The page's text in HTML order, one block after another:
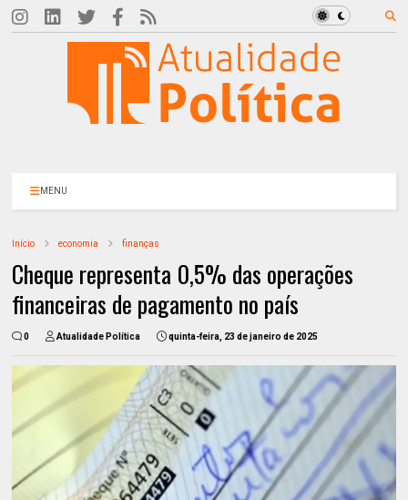
MENU
Início economia finanças
Cheque representa 0,5% das operações
financeiras de pagamento no país
0 Atualidade Política quinta-feira, 23 de janeiro de 2025